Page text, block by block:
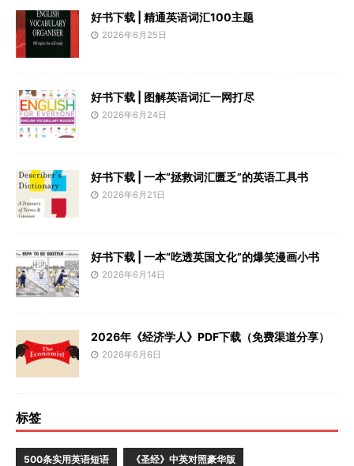
好书下载 | 精通英语词汇100主题
2026年6月25日
好书下载 | 图解英语词汇一网打尽
2026年6月24日
好书下载 | 一本“拯救词汇匮乏”的英语工具书
2026年6月21日
好书下载 | 一本“吃透英国文化”的爆笑漫画小书
2026年6月14日
2026年《经济学人》PDF下载（免费渠道分享）
2026年6月6日
标签
500条实用英语短语 《圣经》中英对照豪华版